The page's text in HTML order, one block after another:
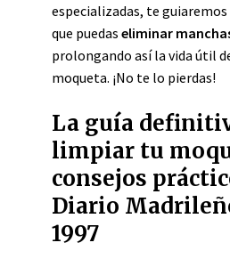
especializadas, te guiaremos
que puedas eliminar
prolongando así la vida útil
moqueta. ¡No te lo pierdas!
La guía
limpiar tu
consejos
Diario
1997